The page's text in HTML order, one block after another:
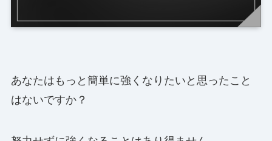
あなたはもっと簡単に強くなりたいと思ったこと
はないですか？